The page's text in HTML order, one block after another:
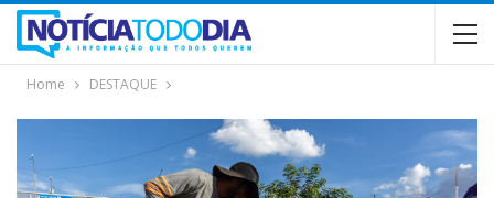
Home DESTAQUE